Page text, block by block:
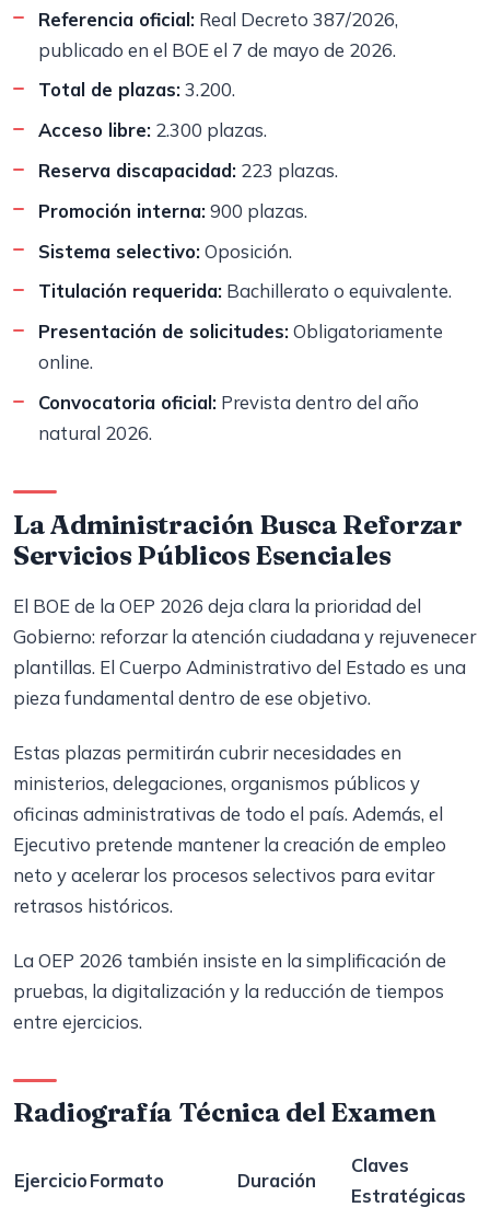
Referencia oficial: Real Decreto 387/2026,
publicado en el BOE el 7 de mayo de 2026.
Total de plazas: 3.200.
Acceso libre: 2.300 plazas.
Reserva discapacidad: 223 plazas.
Promoción interna: 900 plazas.
Sistema selectivo: Oposición.
Titulación requerida: Bachillerato o equivalente.
Presentación de solicitudes: Obligatoriamente
online.
Convocatoria oficial: Prevista dentro del año
natural 2026.
La Administración Busca Reforzar
Servicios Públicos Esenciales
El BOE de la OEP 2026 deja clara la prioridad del
Gobierno: reforzar la atención ciudadana y rejuvenecer
plantillas. El Cuerpo Administrativo del Estado es una
pieza fundamental dentro de ese objetivo.
Estas plazas permitirán cubrir necesidades en
ministerios, delegaciones, organismos públicos y
oficinas administrativas de todo el país. Además, el
Ejecutivo pretende mantener la creación de empleo
neto y acelerar los procesos selectivos para evitar
retrasos históricos.
La OEP 2026 también insiste en la simplificación de
pruebas, la digitalización y la reducción de tiempos
entre ejercicios.
Radiografía Técnica del Examen
EjercicioFormato Duración
Claves
Estratégicas